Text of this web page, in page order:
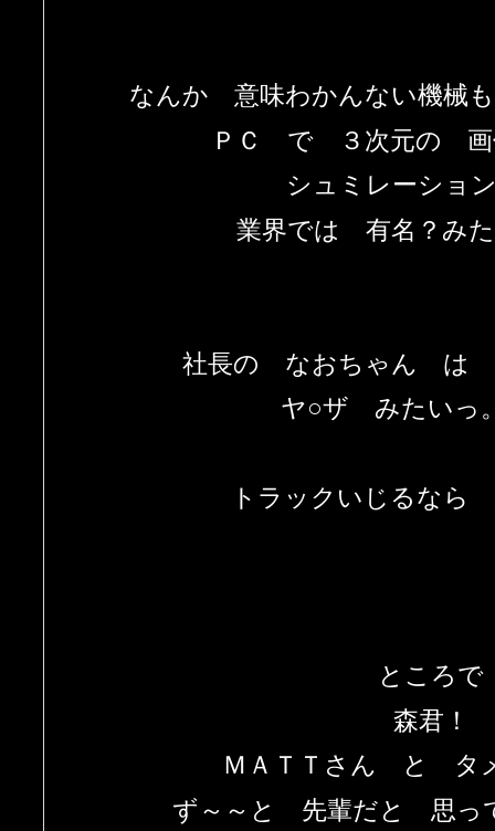
なんか 意味わかんない機械
ＰＣ で ３次元の 画
シュミレーショ
業界では 有名？み
社長の なおちゃん は
ヤ○ザ みたいっ
トラックいじるなら
ところで
森君！
ＭＡＴＴさん と タ
ず～～と 先輩だと 思っ